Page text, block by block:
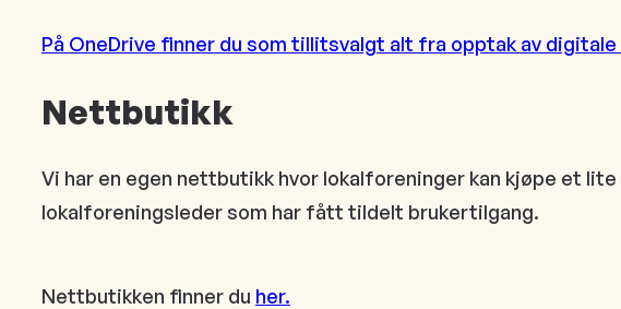
På OneDrive finner du som tillitsvalgt alt fra opptak av
Nettbutikk
Vi har en egen nettbutikk hvor lokalforeninger kan kjøpe et
lokalforeningsleder som har fått tildelt brukertilgang.
Nettbutikken finner du her.